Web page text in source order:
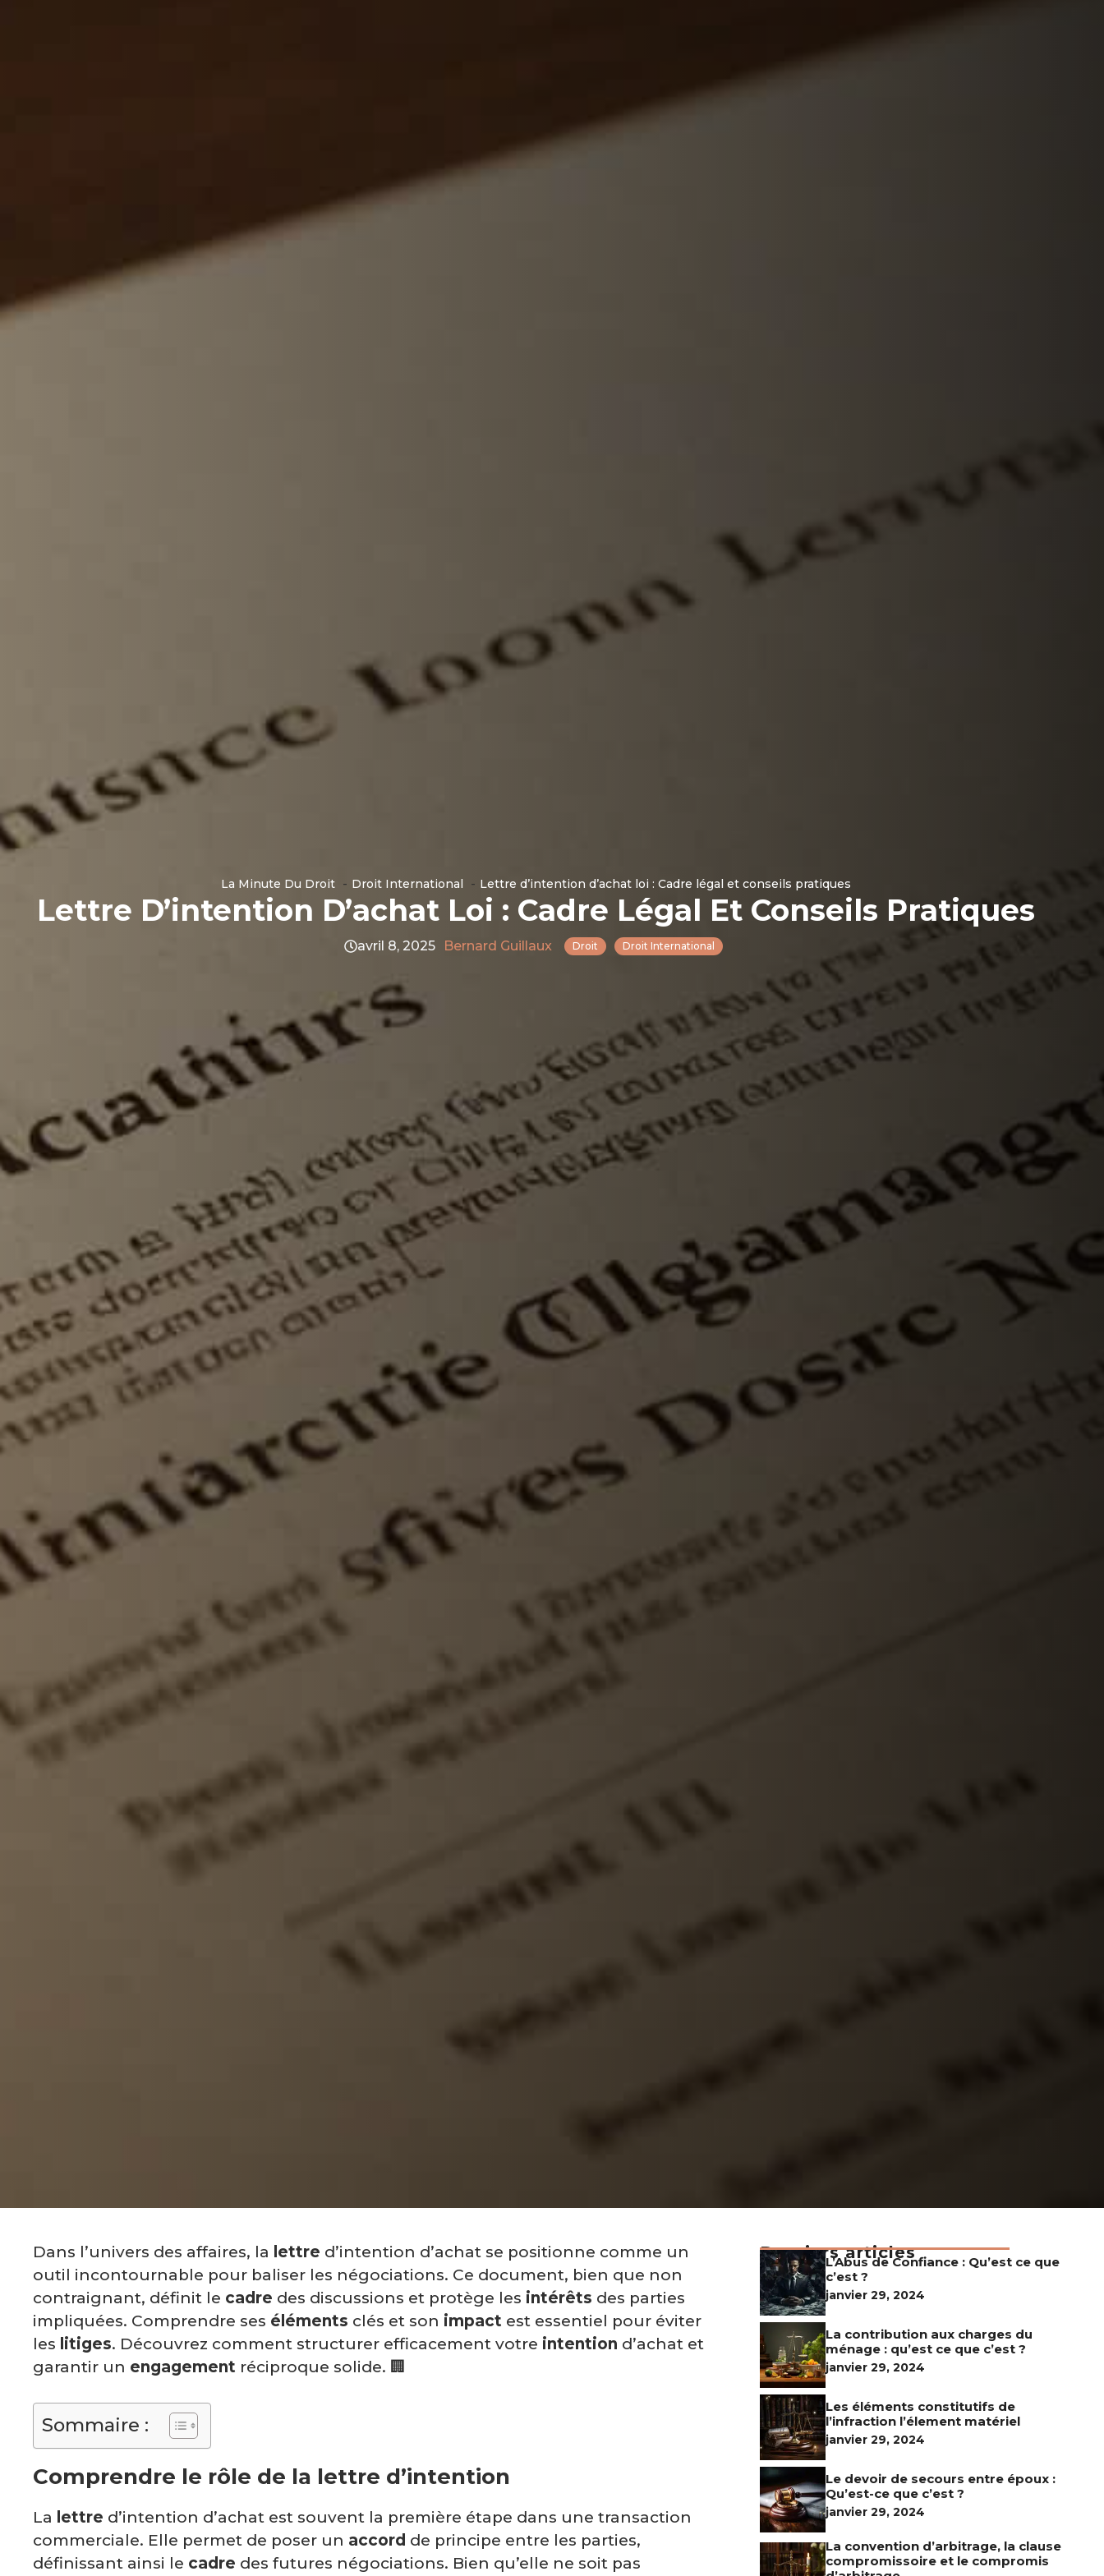
La Minute Du Droit Droit International Lettre d’intention d’achat loi : Cadre légal et conseils pratiques
Lettre D’intention D’achat Loi : Cadre Légal Et Conseils Pratiques
avril 8, 2025 Bernard Guillaux Droit Droit International
Dans l’univers des affaires, la lettre d’intention d’achat se positionne comme un
outil incontournable pour baliser les négociations. Ce document, bien que non
contraignant, définit le cadre des discussions et protège les intérêts des parties
impliquées. Comprendre ses éléments clés et son impact est essentiel pour éviter
les litiges. Découvrez comment structurer efficacement votre intention d’achat et
garantir un engagement réciproque solide. 🏢
Sommaire :
Comprendre le rôle de la lettre d’intention
La lettre d’intention d’achat est souvent la première étape dans une transaction
commerciale. Elle permet de poser un accord de principe entre les parties,
définissant ainsi le cadre des futures négociations. Bien qu’elle ne soit pas
Derniers articles
L’Abus de Confiance : Qu’est ce que
c’est ?
janvier 29, 2024
La contribution aux charges du
ménage : qu’est ce que c’est ?
janvier 29, 2024
Les éléments constitutifs de
l’infraction l’élement matériel
janvier 29, 2024
Le devoir de secours entre époux :
Qu’est-ce que c’est ?
janvier 29, 2024
La convention d’arbitrage, la clause
compromissoire et le compromis